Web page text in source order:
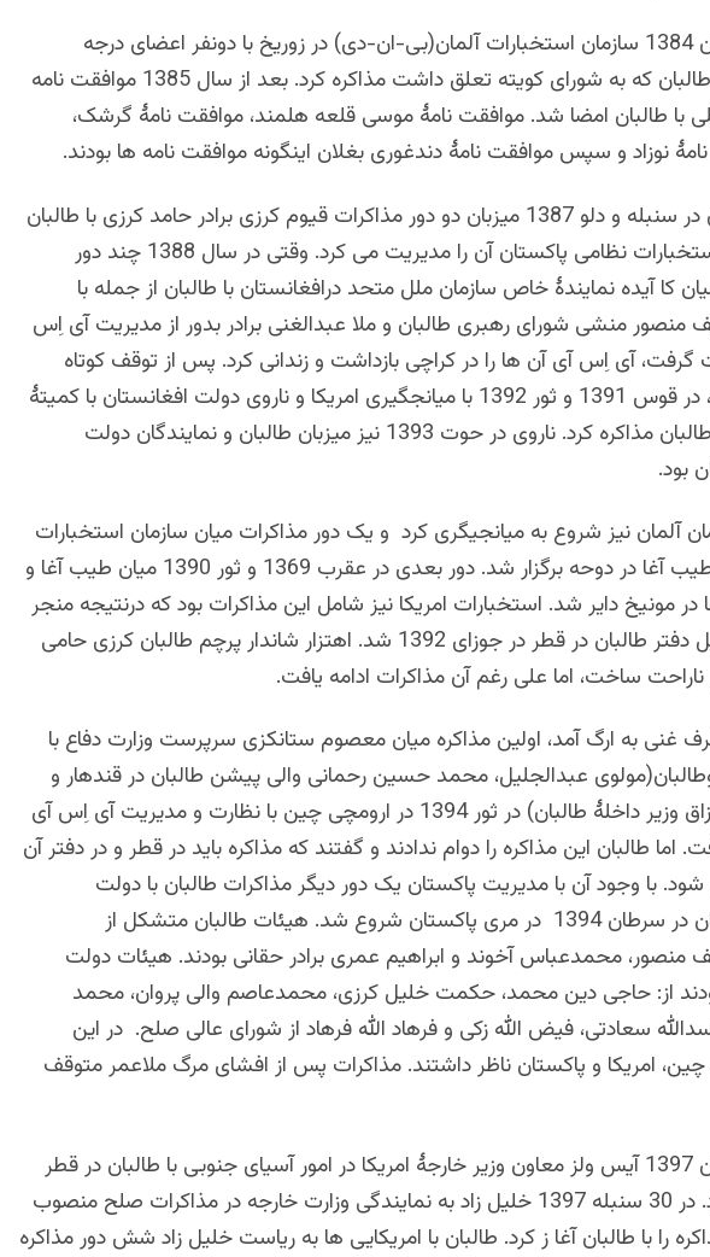
در سرطان 1384 سازمان استخبارات آلمان(بی-ان-دی) در زوریخ با دونفر اعضای درجه
متوسط طالبان که به شورای کویته تعلق داشت مذاکره کرد. بعد از سال 1385 موافقت نامه
با طالبان امضا شد. موافقت نامۀ موسی قلعه هلمند، موافقت نامۀ گرشک،
نوزاد و سپس موافقت نامۀ دندغوری بغلان اینگونه موافقت نامه ها بودند.
عربستان در سنبله و دلو 1387 میزبان دو دور مذاکرات قیوم کرزی برادر حامد کرزی با طالبان
بود که استخبارات نظامی پاکستان آن را مدیریت می کرد. وقتی در سال 1388 چند دور
کا آیده نمایندۀ خاص سازمان ملل متحد درافغانستان با طالبان از جمله با
منصور منشی شورای رهبری طالبان و ملا عبدالغنی برادر بدور از مدیریت آی اِس
آی اِس آی آن ها را در کراچی بازداشت و زندانی کرد. پس از توقف کوتاه
مذاکرات، در قوس 1391 و ثور 1392 با میانجگیری امریکا و ناروی دولت افغانستان با کمیتۀ
سیاسی طالبان مذاکره کرد. ناروی در حوت 1393 نیز میزبان طالبان و نمایندگان دولت
بود.
آلمان نیز شروع به میانجیگری کرد و یک دور مذاکرات میان سازمان استخبارات
آلمان و طیب آغا در دوحه برگزار شد. دور بعدی در عقرب 1369 و ثور 1390 میان طیب آغا و
در مونیخ دایر شد. استخبارات امریکا نیز شامل این مذاکرات بود که درنتیجه منجر
به تشکیل دفتر طالبان در قطر در جوزای 1392 شد. اهتزار شاندار پرچم طالبان کرزی حامی
ناراحت ساخت، اما علی رغم آن مذاکرات ادامه یافت.
غنی به ارگ آمد، اولین مذاکره میان معصوم ستانکزی سرپرست وزارت دفاع با
عبدالجلیل، محمد حسین رحمانی والی پیشن طالبان در قندهار و
ملاعبدارزاق وزیر داخلۀ طالبان) در ثور 1394 در ارومچی چین با نظارت و مدیریت آی اِس آی
اما طالبان این مذاکره را دوام ندادند و گفتند که مذاکره باید در قطر و در دفتر آن
شود. با وجود آن با مدیریت پاکستان یک دور دیگر مذاکرات طالبان با دولت
در سرطان 1394 در مری پاکستان شروع شد. هیئات طالبان متشکل از
منصور، محمدعباس آخوند و ابراهیم عمری برادر حقانی بودند. هیئات دولت
از: حاجی دین محمد، حکمت خلیل کرزی، محمدعاصم والی پروان، محمد
سعادتی، فیض الله زکی و فرهاد الله فرهاد از شورای عالی صلح. در این
امریکا و پاکستان ناظر داشتند. مذاکرات پس از افشای مرگ ملاعمر متوقف
در سرطان 1397 آیس ولز معاون وزیر خارجۀ امریکا در امور آسیای جنوبی با طالبان در قطر
دیدار کرد. در 30 سنبله 1397 خلیل زاد به نمایندگی وزارت خارجه در مذاکرات صلح منصوب
را با طالبان آغا ز کرد. طالبان با امریکایی ها به ریاست خلیل زاد شش دور مذاکره